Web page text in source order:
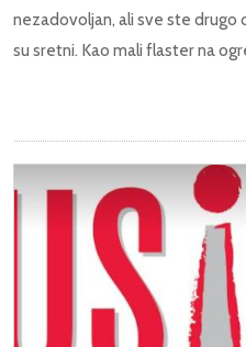
nezadovoljan, ali sve ste drugo
su sretni. Kao mali flaster na